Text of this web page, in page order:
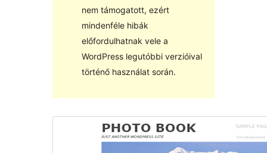
nem támogatott, ezért
mindenféle hibák
előfordulhatnak vele a
WordPress legutóbbi verzióival
történő használat során.